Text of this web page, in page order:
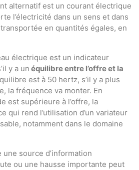
alternatif est un courant électrique
l’électricité dans un sens et dans
transportée en quantités égales, en
électrique est un indicateur
y a un équilibre entre l’offre et la
est à 50 hertz, s’il y a plus
la fréquence va monter. En
est supérieure à l’offre, la
qui rend l’utilisation d’un variateur
notamment dans le domaine
source d’information
ou une hausse importante peut